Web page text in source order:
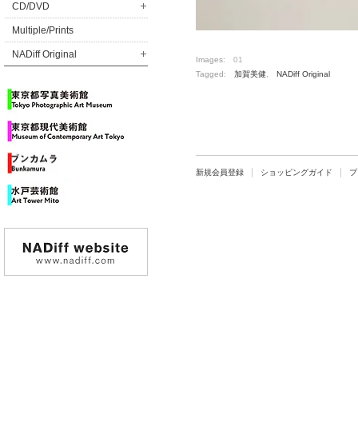
CD/DVD
Multiple/Prints
NADiff Original Images: 01
Tagged: 加賀美健 NADiff Original
新規会員登録 ショッピングガイド